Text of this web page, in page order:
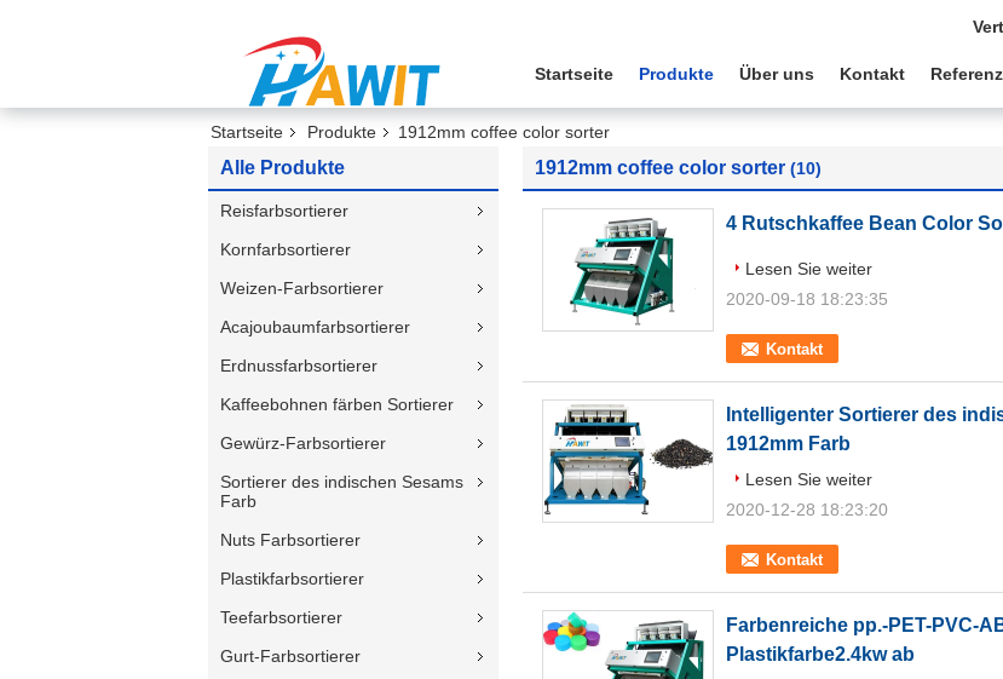
Startseite Produkte Über uns Kontakt
Startseite Produkte 1912mm coffee color sorter
Alle Produkte
Reisfarbsortierer
Kornfarbsortierer
Weizen-Farbsortierer
Acajoubaumfarbsortierer
Erdnussfarbsortierer
Kaffeebohnen färben Sortierer
Gewürz-Farbsortierer
Sortierer des indischen Sesams
Farb
Nuts Farbsortierer
Plastikfarbsortierer
Teefarbsortierer
Gurt-Farbsortierer
1912mm coffee color sorter (10)
4 Rutschkaffee Bean Color
Kontakt
Lesen Sie weiter
2020-09-18 18:23:35
Intelligenter Sortierer des
1912mm Farb
Kontakt
Lesen Sie weiter
2020-12-28 18:23:20
Farbenreiche pp.-PET-PVC-
Plastikfarbe2.4kw ab